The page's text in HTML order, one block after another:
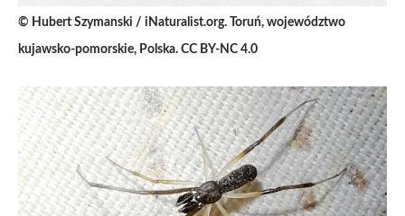
© Hubert Szymanski / iNaturalist.org. Toruń, województwo
kujawsko-pomorskie, Polska. CC BY-NC 4.0